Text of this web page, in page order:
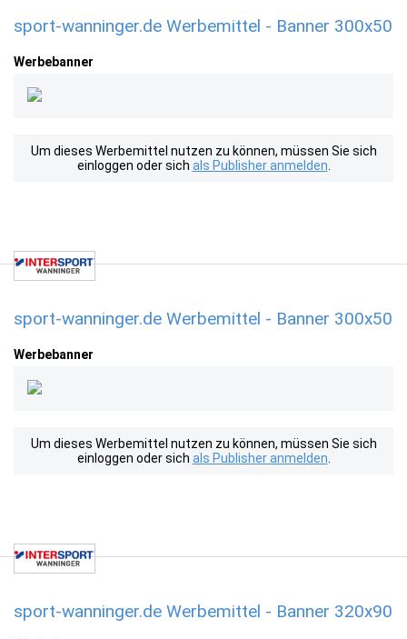
sport-wanninger.de Werbemittel - Banner 300x50
Werbebanner
Um dieses Werbemittel nutzen zu können, müssen Sie sich
einloggen oder sich als Publisher anmelden
sport-wanninger.de Werbemittel - Banner 300x50
Werbebanner
Um dieses Werbemittel nutzen zu können, müssen Sie sich
einloggen oder sich als Publisher anmelden
sport-wanninger.de Werbemittel - Banner 320x90